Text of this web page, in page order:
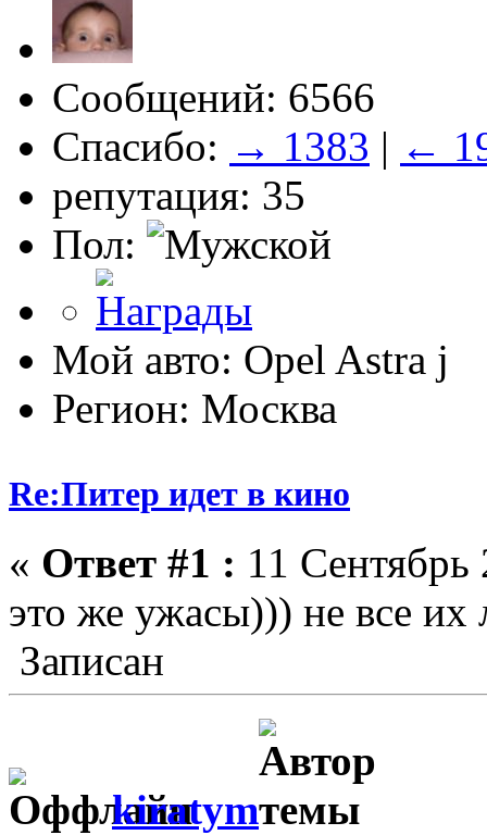
Сообщений: 6566
Спасибо: → 1383 | ←
репутация: 35
Пол:
Мой авто: Opel Astra j
Регион: Москва
Re:Питер идет в кино
« Ответ #1 : 11
это же ужасы))) не все их
Записан
kiratym